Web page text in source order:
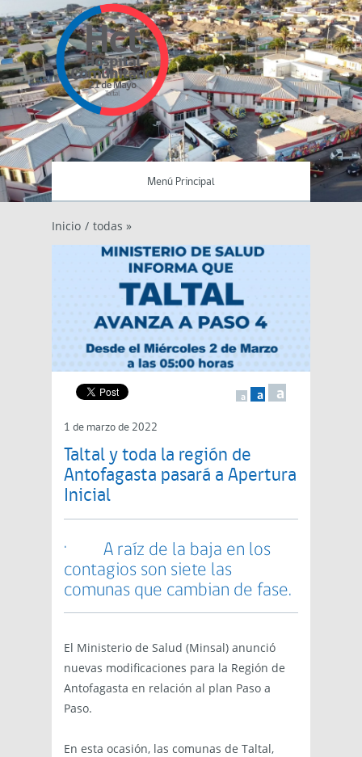
Menú Principal
Inicio / todas »
a a a
1 de marzo de 2022
Taltal y toda la región de
Antofagasta pasará a Apertura
Inicial
· A raíz de la baja en los
contagios son siete las
comunas que cambian de fase.
El Ministerio de Salud (Minsal) anunció
nuevas modificaciones para la Región de
Antofagasta en relación al plan Paso a
Paso.
En esta ocasión, las comunas de Taltal,